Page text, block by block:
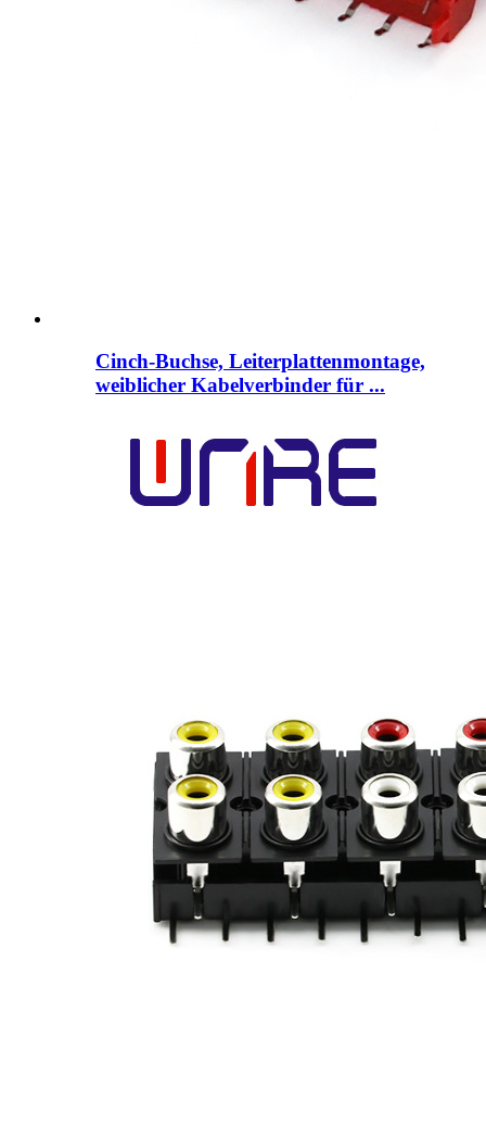
Cinch-Buchse, Leiterplattenmontage,
weiblicher Kabelverbinder für ...